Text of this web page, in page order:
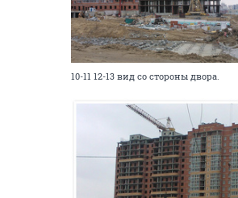
10-11 12-13 вид со стороны двора.